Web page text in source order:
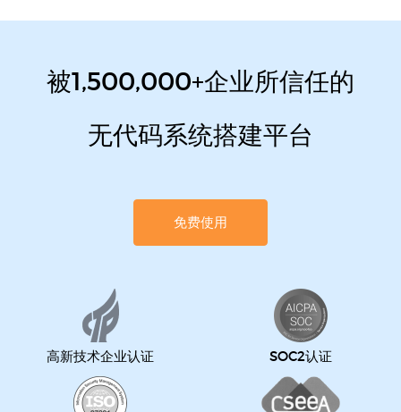
被1,500,000+企业所信任的
无代码系统搭建平台
免费使用
高新技术企业认证 SOC2认证